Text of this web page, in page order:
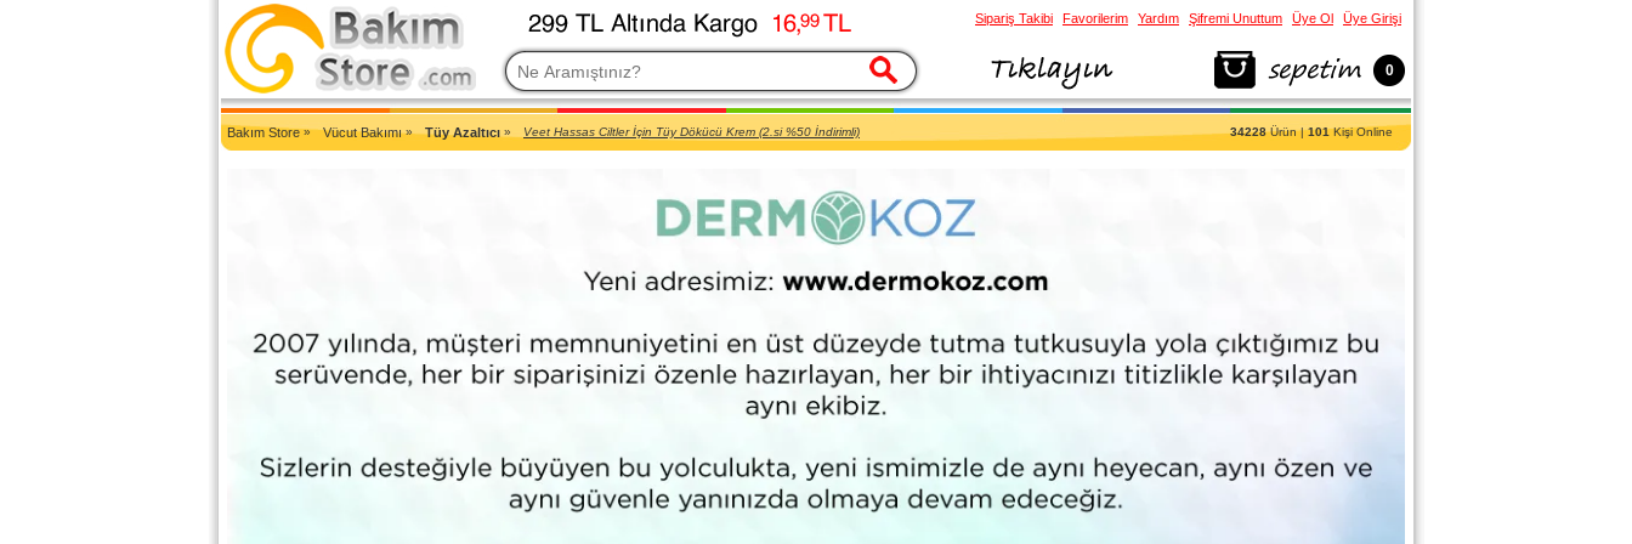
2007'den Beri Türkiye'nin En Güncel Bakım Ürünleri Eczane Sitesi
Bakım Store» Vücut Bakımı» Tüy Azaltıcı » Veet Hassas Ciltler İçin Tüy Dökücü Krem (2.si %50 İndirimli) 34228Ürün |101Kişi Online
Sipariş Takibi Favorilerim Yardım Şifremi Unuttum Üye Ol Üye Girişi
0